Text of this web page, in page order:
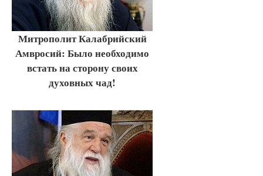
Митрополит Калабрийский
Амвросий: Было необходимо
встать на сторону своих
духовных чад!